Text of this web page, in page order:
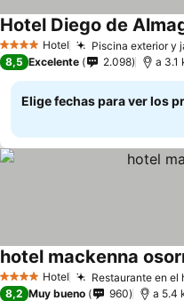
4 EstrellasHotel Piscina exterior y
Hotel Diego de
8,5 Excelente 2.098
Elige fechas para ver los
4 EstrellasHotel Restaurante en
hotel mackenna
8,2 Muy bueno 960